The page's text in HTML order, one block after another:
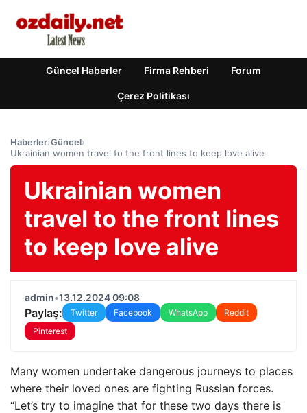
Güncel Haberler Firma Rehberi Forum
Çerez Politikası
Haberler›Güncel›
Ukrainian women travel to the front lines to keep love alive
Ukrainian women
travel to the front lines
to keep love alive
admin•13.12.2024 09:08
Paylaş: Twitter Facebook WhatsApp
Reddit
Pinterest
Many women undertake dangerous journeys to places
where their loved ones are fighting Russian forces.
“Let’s try to imagine that for these two days there is